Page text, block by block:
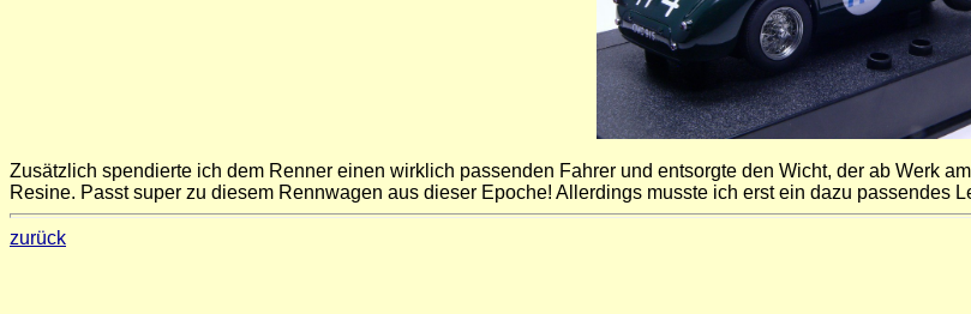
Zusätzlich spendierte ich dem Renner einen wirklich passenden Fahrer und entsorgte den Wicht, der ab Werk
Resine. Passt super zu diesem Rennwagen aus dieser Epoche! Allerdings musste ich erst ein dazu passendes
zurück